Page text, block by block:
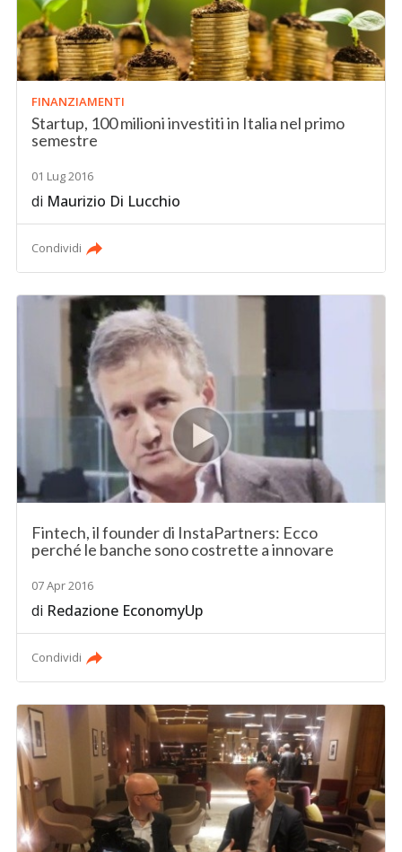
FINANZIAMENTI
Startup, 100 milioni investiti in Italia nel primo
semestre
01 Lug 2016
di Maurizio Di Lucchio
Condividi
Fintech, il founder di InstaPartners: Ecco
perché le banche sono costrette a innovare
07 Apr 2016
di Redazione EconomyUp
Condividi